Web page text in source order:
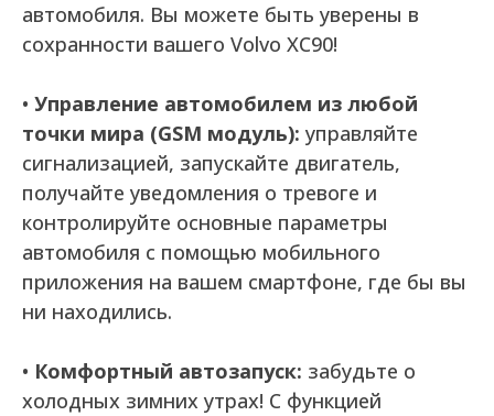
автомобиля. Вы можете быть уверены в
сохранности вашего Volvo XC90!
• Управление автомобилем из любой
точки мира (GSM модуль): управляйте
сигнализацией, запускайте двигатель,
получайте уведомления о тревоге и
контролируйте основные параметры
автомобиля с помощью мобильного
приложения на вашем смартфоне, где бы вы
ни находились.
• Комфортный автозапуск: забудьте о
холодных зимних утрах! С функцией